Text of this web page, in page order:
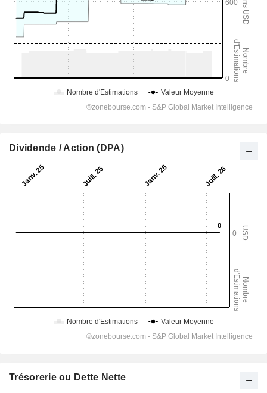
Dividende / Action (DPA)
Trésorerie ou Dette Nette